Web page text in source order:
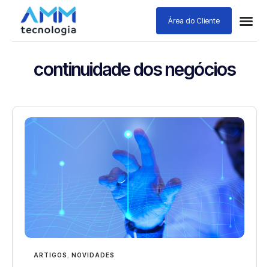
Área do Cliente
continuidade dos negócios
ARTIGOS NOVIDADES